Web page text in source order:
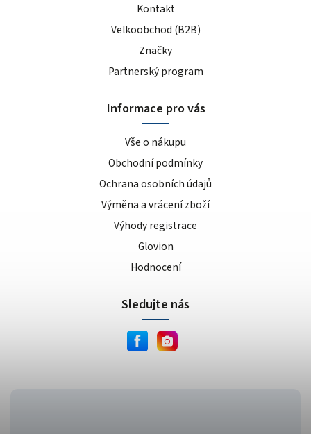
Kontakt
Velkoobchod (B2B)
Značky
Partnerský program
Informace pro vás
Vše o nákupu
Obchodní podmínky
Ochrana osobních údajů
Výměna a vrácení zboží
Výhody registrace
Glovion
Hodnocení
Sledujte nás